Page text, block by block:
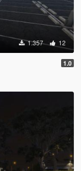
1.357 12
1.0